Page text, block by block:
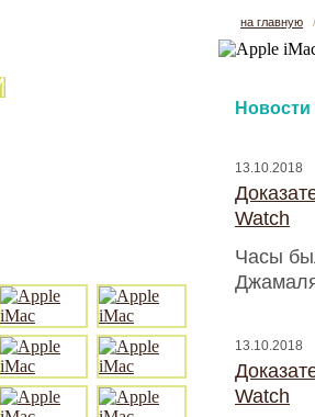
на главную
Новости
13.10.2018
Watch
Часы
13.10.2018
Watch